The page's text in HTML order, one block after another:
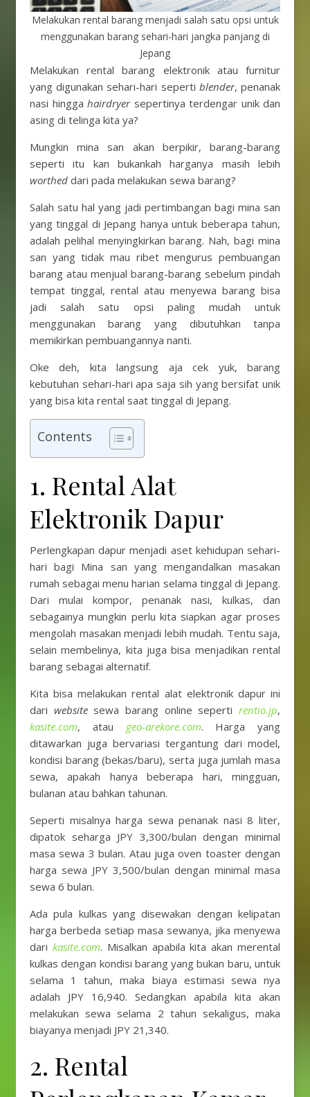
Melakukan rental barang menjadi salah satu opsi untuk
menggunakan barang sehari-hari jangka panjang di
Jepang
Melakukan rental barang elektronik atau furnitur
yang digunakan sehari-hari seperti blender, penanak
nasi hingga hairdryersepertinya terdengar unik dan
asing di telinga kita ya?
Mungkin mina san akan berpikir, barang-barang
seperti itu kan bukankah harganya masih lebih
worthed dari pada melakukan sewa barang?
Salah satu hal yang jadi pertimbangan bagi mina san
yang tinggal di Jepang hanya untuk beberapa tahun,
adalah pelihal menyingkirkan barang. Nah, bagi mina
san yang tidak mau ribet mengurus pembuangan
barang atau menjual barang-barang sebelum pindah
tempat tinggal, rental atau menyewa barang bisa
jadi salah satu opsi paling mudah untuk
menggunakan barang yang dibutuhkan tanpa
memikirkan pembuangannya nanti.
Oke deh, kita langsung aja cek yuk, barang
kebutuhan sehari-hari apa saja sih yang bersifat unik
yang bisa kita rental saat tinggal di Jepang.
Contents
1. Rental Alat
Elektronik Dapur
Perlengkapan dapur menjadi aset kehidupan sehari-
hari bagi Mina san yang mengandalkan masakan
rumah sebagai menu harian selama tinggal di Jepang.
Dari mulai kompor, penanak nasi, kulkas, dan
sebagainya mungkin perlu kita siapkan agar proses
mengolah masakan menjadi lebih mudah. Tentu saja,
selain membelinya, kita juga bisa menjadikan rental
barang sebagai alternatif.
Kita bisa melakukan rental alat elektronik dapur ini
dari websitesewa barang online sepertirentio.jp,
kasite.com, atau geo-arekore.com. Harga yang
ditawarkan juga bervariasi tergantung dari model,
kondisi barang (bekas/baru), serta juga jumlah masa
sewa, apakah hanya beberapa hari, mingguan,
bulanan atau bahkan tahunan.
Seperti misalnya harga sewa penanak nasi 8 liter,
dipatok seharga JPY 3,300/bulan dengan minimal
masa sewa 3 bulan. Atau juga oven toaster dengan
harga sewa JPY 3,500/bulan dengan minimal masa
sewa 6 bulan.
Ada pula kulkas yang disewakan dengan kelipatan
harga berbeda setiap masa sewanya, jika menyewa
dari kasite.com. Misalkan apabila kita akan merental
kulkas dengan kondisi barang yang bukan baru, untuk
selama 1 tahun, maka biaya estimasi sewa nya
adalah JPY 16,940. Sedangkan apabila kita akan
melakukan sewa selama 2 tahun sekaligus, maka
biayanya menjadi JPY 21,340.
2. Rental